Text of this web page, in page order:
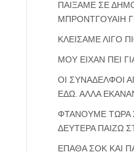
ΠΑΙΞΑΜΕ ΣΕ
ΜΠΡΟΝΤΓΟΥΑΙΗ
ΚΛΕΙΣΑΜΕ ΛΙΓΟ
ΜΟΥ ΕΙΧΑΝ ΠΕΙ
ΟΙ ΣΥΝΑΔΕΛΦΟΙ
ΕΔΩ. ΑΛΛΑ
ΦΤΑΝΟΥΜΕ ΤΩΡΑ
ΔΕΥΤΕΡΑ ΠΑΙΖΩ
ΕΠΑΘΑ ΣΟΚ ΚΑΙ